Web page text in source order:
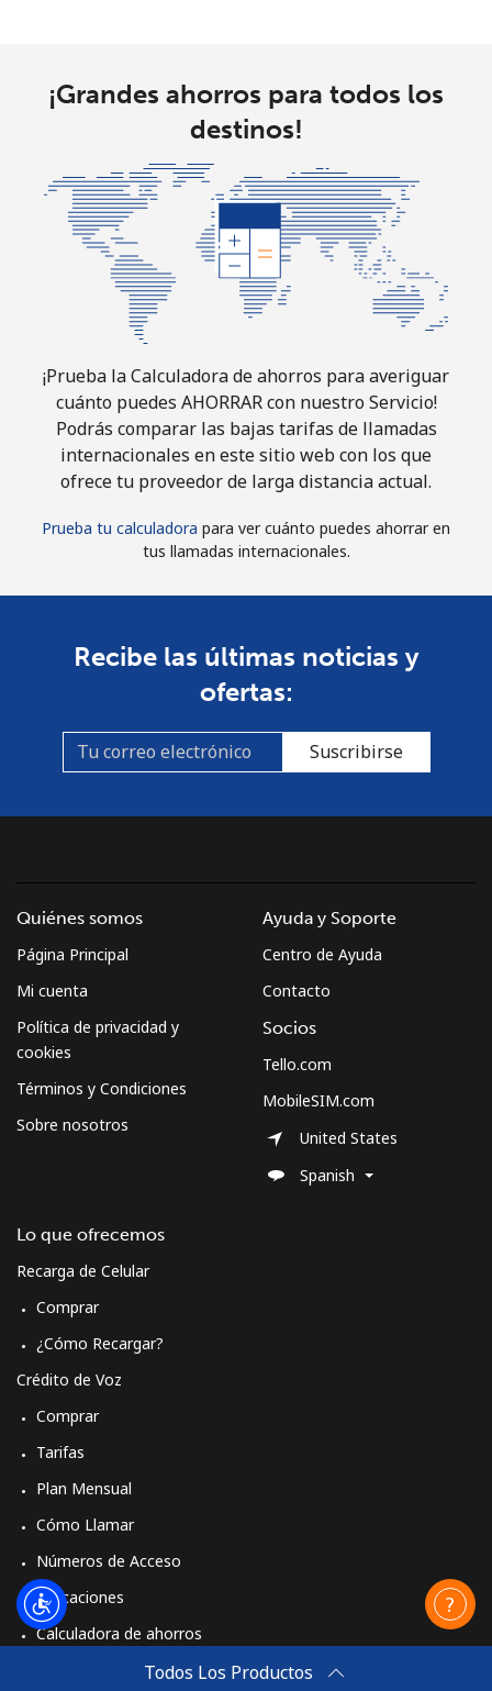
¡Grandes ahorros para todos los
destinos!
¡Prueba la Calculadora de ahorros para averiguar
cuánto puedes AHORRAR con nuestro Servicio!
Podrás comparar las bajas tarifas de llamadas
internacionales en este sitio web con los que
ofrece tu proveedor de larga distancia actual.
Prueba tu calculadora para ver cuánto puedes ahorrar en
tus llamadas internacionales.
Recibe las últimas noticias y
ofertas:
Suscribirse
Todos Los Productos
Quiénes somos
Página Principal
Mi cuenta
Política de privacidad y
cookies
Términos y Condiciones
Sobre nosotros
Lo que ofrecemos
Recarga de Celular
Comprar
¿Cómo Recargar?
Crédito de Voz
Comprar
Tarifas
Plan Mensual
Cómo Llamar
Números de Acceso
Aplicaciones
Calculadora de ahorros
Ayuda y Soporte
Centro de Ayuda
Contacto
Socios
Tello.com
MobileSIM.com
United States
Spanish